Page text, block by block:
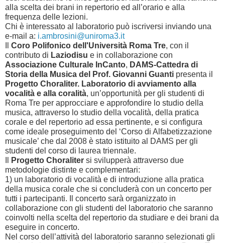
alla scelta dei brani in repertorio ed all’orario e alla
frequenza delle lezioni.
Chi è interessato al laboratorio può iscriversi inviando una
e-mail a: i.ambrosini@uniroma3.it
Coro Polifonico dell'Università Roma Tre, con il
contributo di Laziodisu e in collaborazione con
Associazione Culturale InCanto, DAMS-Cattedra di
Storia della Musica del Prof. Giovanni Guanti presenta il
Progetto Choraliter. Laboratorio di avviamento alla
vocalità e alla coralità, un’opportunità per gli studenti di
Roma Tre per approcciare e approfondire lo studio della
musica, attraverso lo studio della vocalità, della pratica
corale e del repertorio ad essa pertinente, e si configura
come ideale proseguimento del ‘Corso di Alfabetizzazione
musicale’ che dal 2008 è stato istituito al DAMS per gli
studenti del corso di laurea triennale.
Progetto Choraliter si svilupperà attraverso due
metodologie distinte e complementari:
1) un laboratorio di vocalità e di introduzione alla pratica
della musica corale che si concluderà con un concerto per
tutti i partecipanti. Il concerto sarà organizzato in
collaborazione con gli studenti del laboratorio che saranno
coinvolti nella scelta del repertorio da studiare e dei brani da
eseguire in concerto.
Nel corso dell’attività del laboratorio saranno selezionati gli